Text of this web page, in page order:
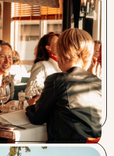
Boudoir en
maken voelden
een vertrouwd
en een
bij Sable Blanc veel
over de service.